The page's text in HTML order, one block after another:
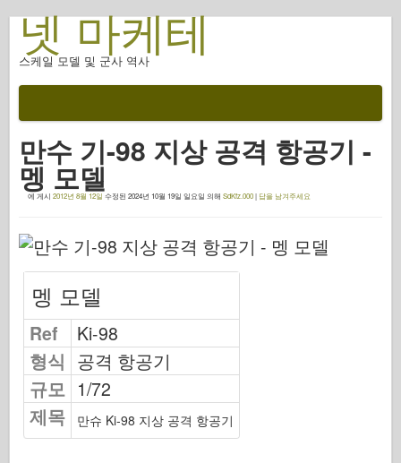
넷 마케테
스케일 모델 및 군사 역사
전투 후
AFV 무기
연합군 축
프로필의 갑옷
콩코드
너트 와 볼트
새로운 뱅가드
오스프리 모델링
오스프리 출판
편대 신호
탱크 파워
만수 기-98 지상 공격 항공기 -
멩 모델
에 게시 2012년 8월 12일 수정된 2024년 10월 19일 일요일 의해 SdKfz.000| 답을 남겨주세요
멩 모델
Ref
Ki-98
형식 공격 항공기
규모 1/72
제목
만슈 Ki-98 지상 공격 항공기